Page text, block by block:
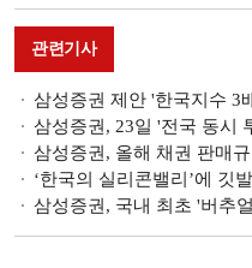
관련기사
삼성증권 제안 '한국지수 3
삼성증권, 23일 '전국 동시
삼성증권, 올해 채권 판매규모
‘한국의 실리콘밸리’에 깃발 꽂은 삼성증권
삼성증권, 국내 최초 '버추